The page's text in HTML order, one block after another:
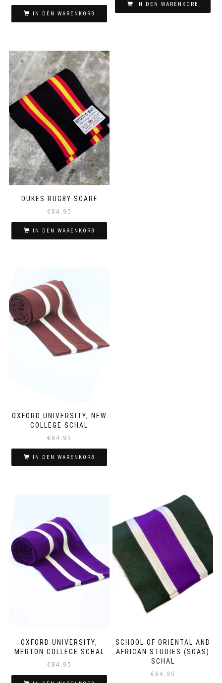
IN DEN WARENKORB
IN DEN WARENKORB
DUKES RUGBY SCARF
€84.95
IN DEN WARENKORB
OXFORD UNIVERSITY, NEW
COLLEGE SCHAL
€84.95
IN DEN WARENKORB
OXFORD UNIVERSITY,
MERTON COLLEGE SCHAL
€84.95
SCHOOL OF ORIENTAL AND
AFRICAN STUDIES (SOAS)
SCHAL
€84.95